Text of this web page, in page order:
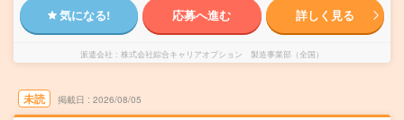
気になる! 応募へ進む 詳しく見る
派遣会社 株式会社綜合キャリアオプション 製造事業部（全国）
未読 掲載日 2026/08/05